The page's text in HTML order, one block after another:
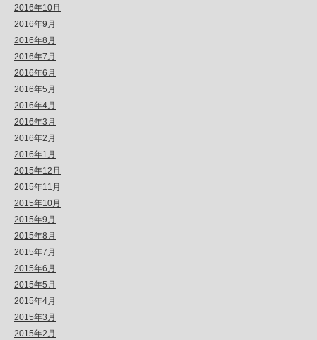
2016年10月
2016年9月
2016年8月
2016年7月
2016年6月
2016年5月
2016年4月
2016年3月
2016年2月
2016年1月
2015年12月
2015年11月
2015年10月
2015年9月
2015年8月
2015年7月
2015年6月
2015年5月
2015年4月
2015年3月
2015年2月